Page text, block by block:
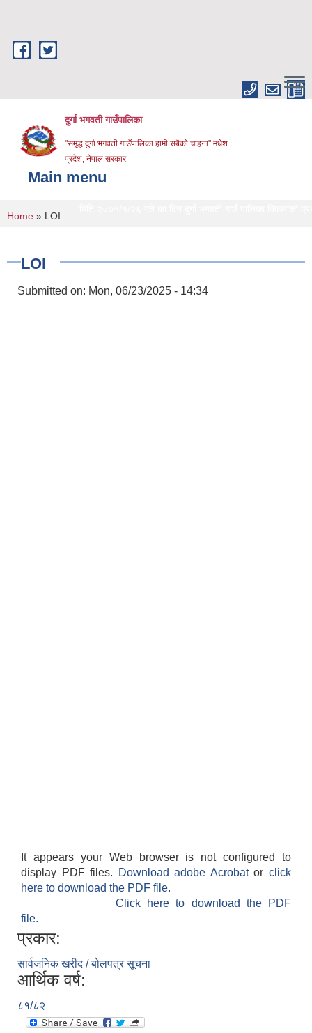
दुर्गा भगवती गाउँपालिका
"समृद्ध दुर्गा भगवती गाउँपालिका हामी सबैको चाहना" मधेश
प्रदेश, नेपाल सरकार
Main menu
You are here
Home » LOI
LOI
Submitted on: Mon, 06/23/2025 - 14:34
It appears your Web browser is not configured to
display PDF files.
Download adobe Acrobatorclick
here to download the PDF file.
Click here to download the PDF
file.
प्रकार:
सार्वजनिक खरीद / बोलपत्र सूचना
आर्थिक वर्ष:
८१/८२